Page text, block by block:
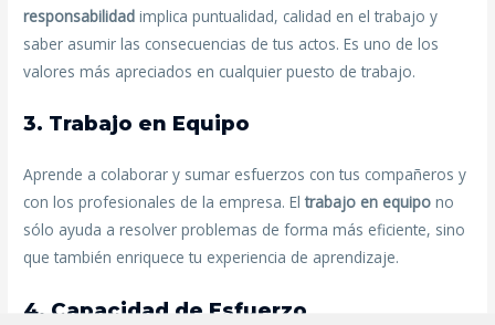
responsabilidad implica puntualidad, calidad en el trabajo y
saber asumir las consecuencias de tus actos. Es uno de los
valores más apreciados en cualquier puesto de trabajo.
3. Trabajo en Equipo
Aprende a colaborar y sumar esfuerzos con tus compañeros y
con los profesionales de la empresa. Eltrabajo en equipo no
sólo ayuda a resolver problemas de forma más eficiente, sino
que también enriquece tu experiencia de aprendizaje.
4. Capacidad de Esfuerzo